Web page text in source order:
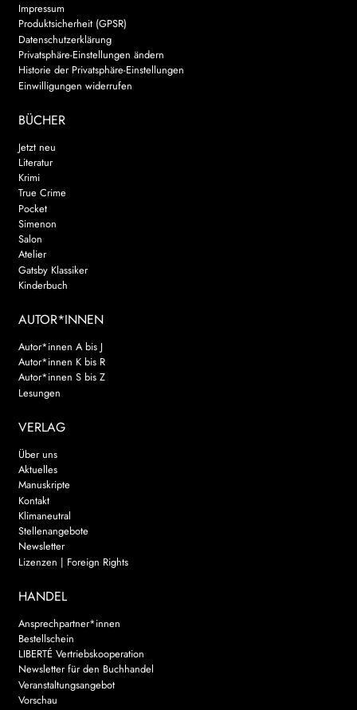
Impressum
Produktsicherheit (GPSR)
Datenschutzerklärung
Privatsphäre-Einstellungen ändern
Historie der Privatsphäre-Einstellungen
Einwilligungen widerrufen
BÜCHER
Jetzt neu
Literatur
Krimi
True Crime
Pocket
Simenon
Salon
Atelier
Gatsby Klassiker
Kinderbuch
AUTOR*INNEN
Autor*innen A bis J
Autor*innen K bis R
Autor*innen S bis Z
Lesungen
VERLAG
Über uns
Aktuelles
Manuskripte
Kontakt
Klimaneutral
Stellenangebote
Newsletter
Lizenzen | Foreign Rights
HANDEL
Ansprechpartner*innen
Bestellschein
LIBERTÉ Vertriebskooperation
Newsletter für den Buchhandel
Veranstaltungsangebot
Vorschau